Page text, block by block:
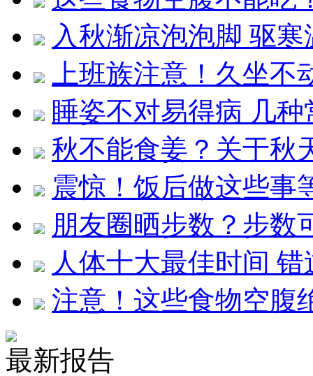
入秋渐凉泡泡脚 驱
上班族注意！久坐不
睡姿不对易得病 几
秋不能食姜？关于秋
震惊！饭后做这些事
朋友圈晒步数？步数
人体十大最佳时间
注意！这些食物空腹
最新报告